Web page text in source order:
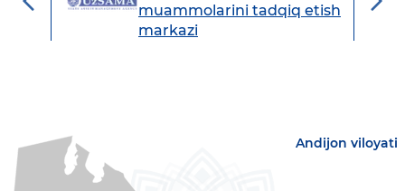
muammolarini tadqiq etish
markazi
Andijon viloyati